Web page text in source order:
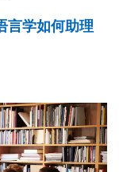
言学如何助理